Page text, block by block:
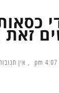
זאת
4:07 pm אין